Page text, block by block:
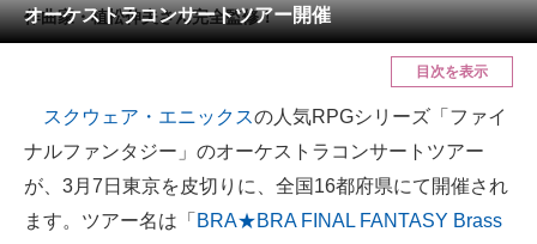
メディア
スマホと通信の最新トレンド
進化するPCとデバイスの未来
オーケストラコンサートツアー開催
作曲家・植松伸夫さん完全監修！
目次を表示
スクウェア・エニックスの人気RPGシリーズ「ファイ
ナルファンタジー」のオーケストラコンサートツアー
が、3月7日東京を皮切りに、全国16都府県にて開催され
ます。ツアー名は「 BRA★BRA FINAL FANTASY Brass